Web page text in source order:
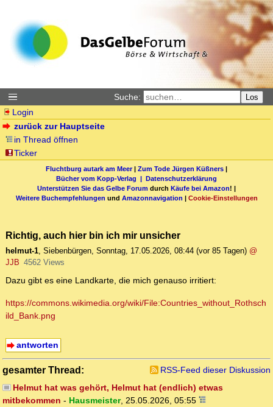
Suche: Los
Login
zurück zur Hauptseite
in Thread öffnen
Ticker
Fluchtburg autark am Meer| Zum Tode Jürgen Küßners |
Bücher vom Kopp-Verlag | Datenschutzerklärung
Unterstützen Sie das Gelbe Forum durch Käufe bei Amazon! |
Weitere Buchempfehlungen und Amazonnavigation | Cookie-Einstellungen
Richtig, auch hier bin ich mir unsicher
helmut-1, Siebenbürgen, Sonntag, 17.05.2026, 08:44 (vor 85 Tagen) @
JJB 4562 Views
Dazu gibt es eine Landkarte, die mich genauso irritiert:
https://commons.wikimedia.org/wiki/File:Countries_without_Rothsch
ild_Bank.png
antworten
gesamter Thread:
RSS-Feed dieser Diskussion
Helmut hat was gehört, Helmut hat (endlich) etwas
mitbekommen - Hausmeister, 25.05.2026, 05:55